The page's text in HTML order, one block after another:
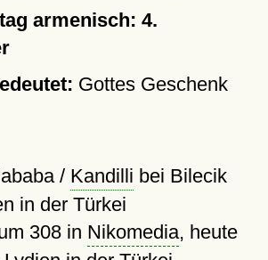
armenisch: 4.
Gottes Geschenk
/ Kandilli bei Bilecik
in der Türkei
308in Nikomedia, heute